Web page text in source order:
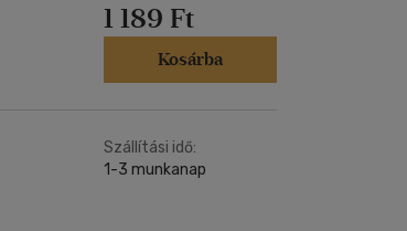
1 189 Ft
Kosárba
Szállítási idő:
1-3 munkanap